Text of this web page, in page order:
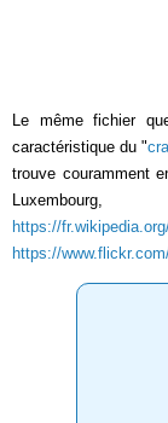
Le même fichier
caractéristique du "
trouve couramment
https://
https://